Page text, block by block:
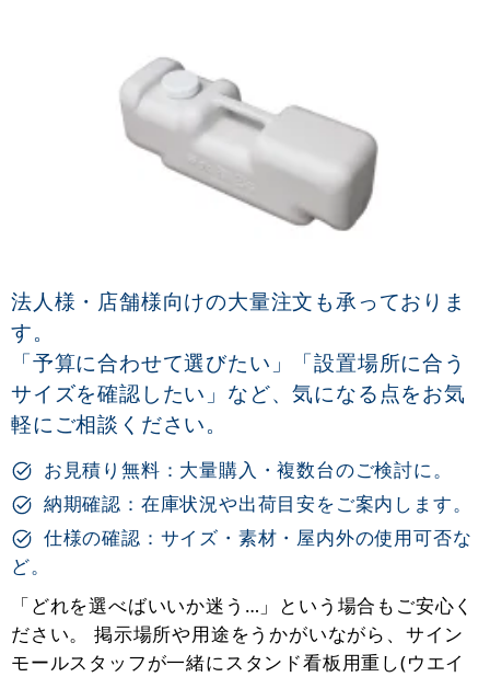
法人様・店舗様向けの大量注文も承っておりま
す。
「予算に合わせて選びたい」「設置場所に合う
サイズを確認したい」など、気になる点をお気
軽にご相談ください。
お見積り無料：大量購入・複数台のご検討に。
納期確認：在庫状況や出荷目安をご案内します。
仕様の確認：サイズ・素材・屋内外の使用可否な
ど。
「どれを選べばいいか迷う…」という場合もご安心く
ださい。 掲示場所や用途をうかがいながら、サイン
モールスタッフが一緒にスタンド看板用重し(ウエイ